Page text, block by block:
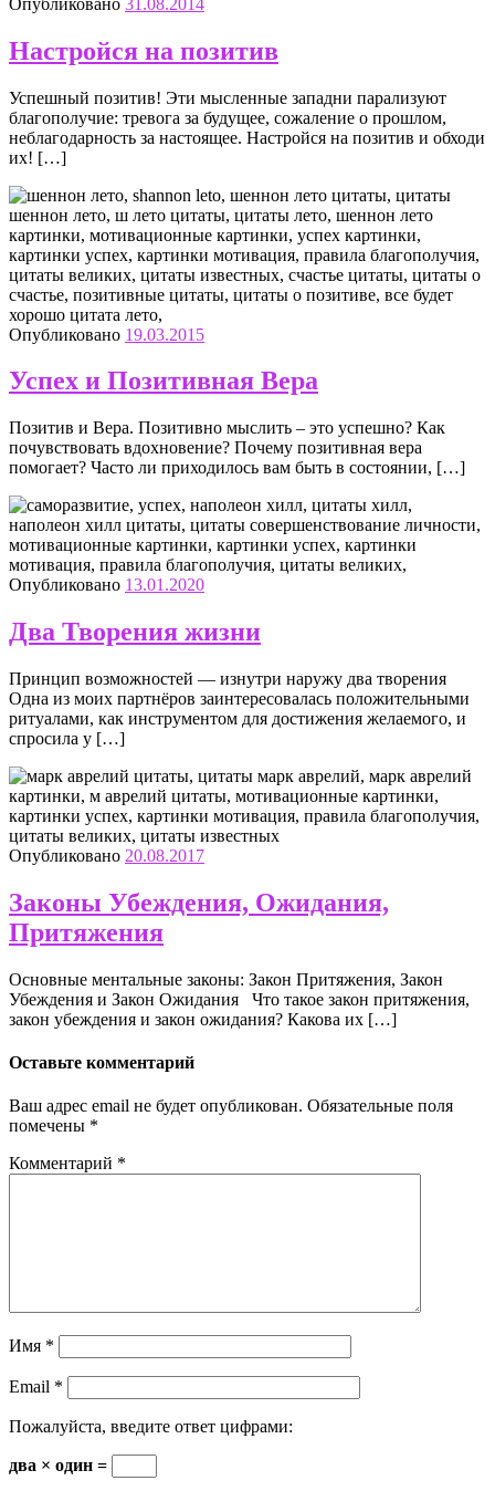
Настройся на позитив
Успешный позитив! Эти мысленные западни парализуют
благополучие: тревога за будущее, сожаление о прошлом,
неблагодарность за настоящее. Настройся на позитив и обходи
их! […]
Опубликовано 19.03.2015
Успех и Позитивная Вера
Позитив и Вера. Позитивно мыслить – это успешно? Как
почувствовать вдохновение? Почему позитивная вера
помогает? Часто ли приходилось вам быть в состоянии, […]
Опубликовано 13.01.2020
Два Творения жизни
Принцип возможностей — изнутри наружу два творения
Одна из моих партнёров заинтересовалась положительными
ритуалами, как инструментом для достижения желаемого, и
спросила у […]
Опубликовано 20.08.2017
Законы Убеждения, Ожидания,
Притяжения
Основные ментальные законы: Закон Притяжения, Закон
Убеждения и Закон Ожидания Что такое закон притяжения,
закон убеждения и закон ожидания? Какова их […]
Оставьте комментарий
Ваш адрес email не будет опубликован. Обязательные поля
помечены *
Комментарий *
Имя *
Email *
Пожалуйста, введите ответ цифрами:
два × один =